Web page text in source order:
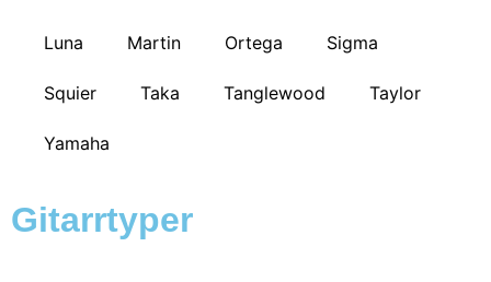
Luna Martin Ortega Sigma
Squier Taka Tanglewood Taylor
Yamaha
Gitarrtyper